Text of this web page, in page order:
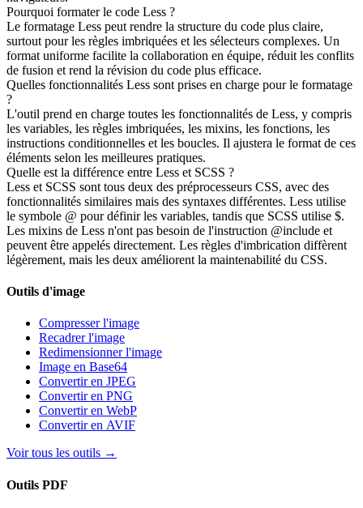
Pourquoi formater le code Less ?
Le formatage Less peut rendre la structure du code plus claire,
surtout pour les règles imbriquées et les sélecteurs complexes. Un
format uniforme facilite la collaboration en équipe, réduit les conflits
de fusion et rend la révision du code plus efficace.
Quelles fonctionnalités Less sont prises en charge pour le formatage
?
L'outil prend en charge toutes les fonctionnalités de Less, y compris
les variables, les règles imbriquées, les mixins, les fonctions, les
instructions conditionnelles et les boucles. Il ajustera le format de ces
éléments selon les meilleures pratiques.
Quelle est la différence entre Less et SCSS ?
Less et SCSS sont tous deux des préprocesseurs CSS, avec des
fonctionnalités similaires mais des syntaxes différentes. Less utilise
le symbole @ pour définir les variables, tandis que SCSS utilise $.
Les mixins de Less n'ont pas besoin de l'instruction @include et
peuvent être appelés directement. Les règles d'imbrication diffèrent
légèrement, mais les deux améliorent la maintenabilité du CSS.
Outils d'image
Compresser l'image
Recadrer l'image
Redimensionner l'image
Image en Base64
Convertir en JPEG
Convertir en PNG
Convertir en WebP
Convertir en AVIF
Voir tous les outils →
Outils PDF